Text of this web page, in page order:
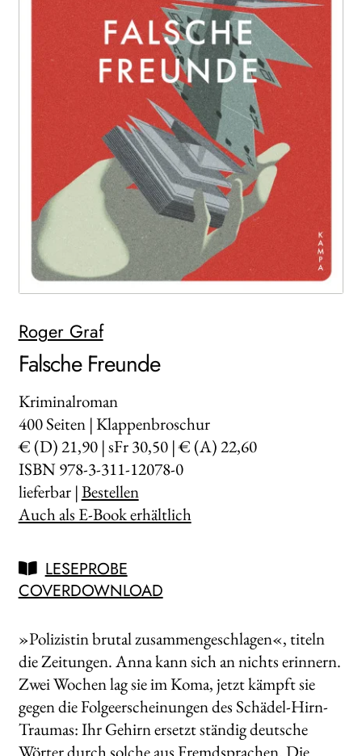
WEITERE VERLAGE
Roger Graf
Falsche Freunde
Kriminalroman
400Seiten | Klappenbroschur
€ (D) 21,90 | sFr 30,50 | € (A) 22,60
ISBN 978-3-311-12078-0
lieferbar |Bestellen
Auch als E-Book erhältlich
LESEPROBE
COVERDOWNLOAD
»Polizistin brutal zusammengeschlagen«, titeln
die Zeitungen. Anna kann sich an nichts erinnern.
Zwei Wochen lag sie im Koma, jetzt kämpft sie
gegen die Folgeerscheinungen des Schädel-Hirn-
Traumas: Ihr Gehirn ersetzt ständig deutsche